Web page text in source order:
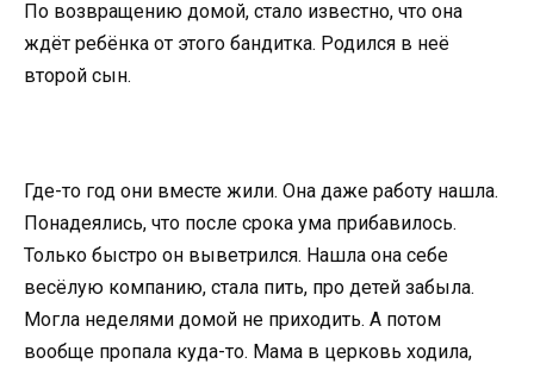
По возвращению домой, стало известно, что она
ждёт ребёнка от этого бандитка. Родился в неё
второй сын.
Где-то год они вместе жили. Она даже работу нашла.
Понадеялись, что после срока ума прибавилось.
Только быстро он выветрился. Нашла она себе
весёлую компанию, стала пить, про детей забыла.
Могла неделями домой не приходить. А потом
вообще пропала куда-то. Мама в церковь ходила,